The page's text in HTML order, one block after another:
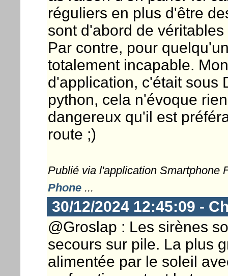
réguliers en plus d'être
sont d'abord de
Par contre, pour
totalement incapable.
d'application, c'était sous
python, cela n'évoque
dangereux qu'il est
route ;)
Publié via l'application Smartphone
Phone...
30/12/2024 12:45:09 -
@Groslap : Les sirènes
secours sur pile. La plus
alimentée par le soleil